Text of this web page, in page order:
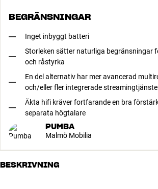
BEGRÄNSNINGAR
Inget inbyggt batteri
Storleken sätter naturliga begränsningar
och råstyrka
En del alternativ har mer avancerad
och/eller fler integrerade
Äkta hifi kräver fortfarande en bra
separata högtalare
PUMBA
Malmö Mobilia
BESKRIVNING